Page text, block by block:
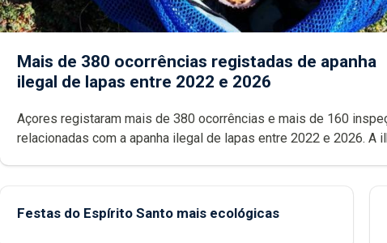
Mais de 380 ocorrências registadas de apanha
ilegal de lapas entre 2022 e 2026
Açores registaram mais de 380 ocorrências e mais de 160 inspeções
relacionadas com a apanha ilegal de lapas entre 2022 e 2026. A ilha
Festas do Espírito Santo mais ecológicas